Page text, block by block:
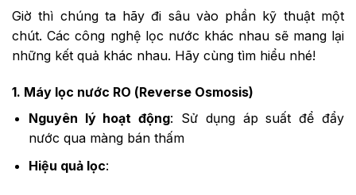
Giờ thì chúng ta hãy đi sâu vào phần kỹ thuật một
chút. Các công nghệ lọc nước khác nhau sẽ mang lại
những kết quả khác nhau. Hãy cùng tìm hiểu nhé!
1. Máy lọc nước RO (Reverse Osmosis)
Nguyên lý hoạt động: Sử dụng áp suất để đẩy
nước qua màng bán thấm
Hiệu quả lọc: